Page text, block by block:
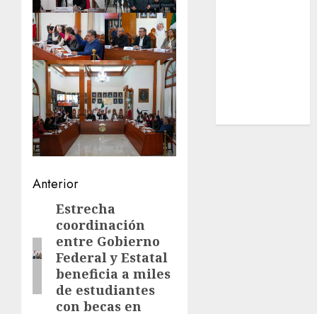
Navegación
entradas
Anterior
Entrada
anterior:
Estrecha
coordinación
entre Gobierno
Federal y Estatal
beneficia a miles
de estudiantes
con becas en